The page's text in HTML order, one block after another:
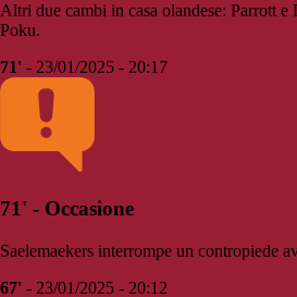
Altri due cambi in casa olandese: Parrott
Poku.
71' - 23/01/2025 - 20:17
71' - Occasione
Saelemaekers interrompe un contropiede
67' - 23/01/2025 - 20:12